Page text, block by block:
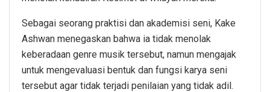
Sebagai seorang praktisi dan akademisi seni, Kake
Ashwan menegaskan bahwa ia tidak menolak
keberadaan genre musik tersebut, namun mengajak
untuk mengevaluasi bentuk dan fungsi karya seni
tersebut agar tidak terjadi penilaian yang tidak adil.